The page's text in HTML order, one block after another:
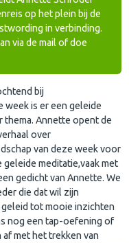
op het plein bij de
in verbinding.
via de mail of doe
bij
is er een geleide
thema. Annette opent de
over
van deze week voor
geleide meditatie,vaak met
gedicht van Annette. We
die dat wil zijn
geleid tot mooie inzichten
nog een tap-oefening of
met het trekken van